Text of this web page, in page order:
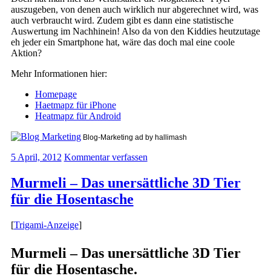
auszugeben, von denen auch wirklich nur abgerechnet wird, was
auch verbraucht wird. Zudem gibt es dann eine statistische
Auswertung im Nachhinein! Also da von den Kiddies heutzutage
eh jeder ein Smartphone hat, wäre das doch mal eine coole
Aktion?
Mehr Informationen hier:
Homepage
Haetmapz für iPhone
Heatmapz für Android
Blog-Marketing ad by hallimash
5 April, 2012 Kommentar verfassen
Murmeli – Das unersättliche 3D Tier
für die Hosentasche
[Trigami-Anzeige]
Murmeli – Das unersättliche 3D Tier
für die Hosentasche.